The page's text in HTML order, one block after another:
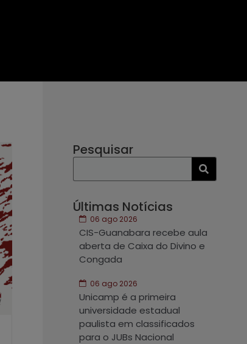
Pesquisar
Últimas Notícias
06 ago 2026
CIS-Guanabara recebe aula
aberta de Caixa do Divino e
Congada
06 ago 2026
Unicamp é a primeira
universidade estadual
paulista em classificados
para o JUBs Nacional